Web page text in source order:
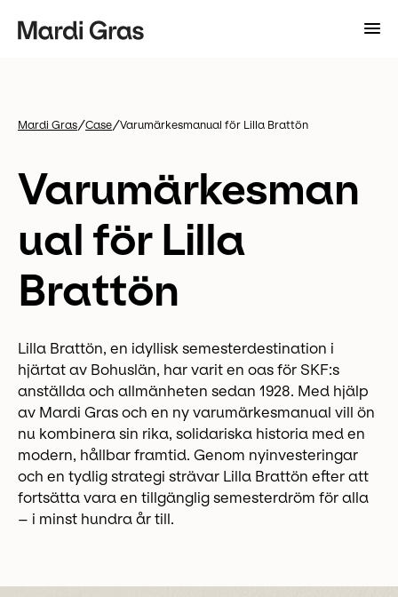
Mardi Gras/Case/Varumärkesmanual för Lilla Brattön
Varumärkesman
ual för Lilla
Brattön
Lilla Brattön, en idyllisk semesterdestination i
hjärtat av Bohuslän, har varit en oas för SKF:s
anställda och allmänheten sedan 1928. Med hjälp
av Mardi Gras och en ny varumärkesmanual vill ön
nu kombinera sin rika, solidariska historia med en
modern, hållbar framtid. Genom nyinvesteringar
och en tydlig strategi strävar Lilla Brattön efter att
fortsätta vara en tillgänglig semesterdröm för alla
– i minst hundra år till.